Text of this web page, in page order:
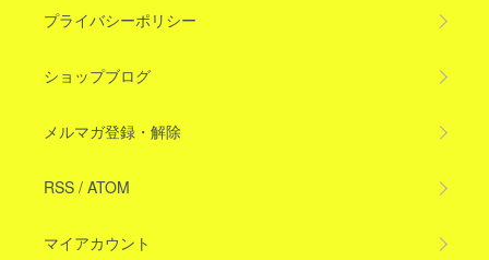
プライバシーポリシー
ショップブログ
メルマガ登録・解除
RSS / ATOM
マイアカウント